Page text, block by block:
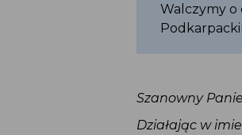
Walczymy
Szanowny
Działając w